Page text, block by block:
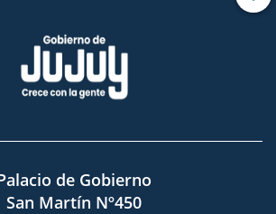
de Gobierno
San Martín Nº450